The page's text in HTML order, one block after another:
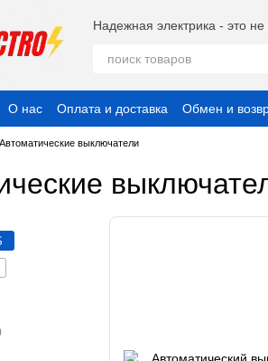
Надежная электрика - это
О нас Оплата и доставка Обмен и
Публичный договор (Оферта)
Автоматические выключатели